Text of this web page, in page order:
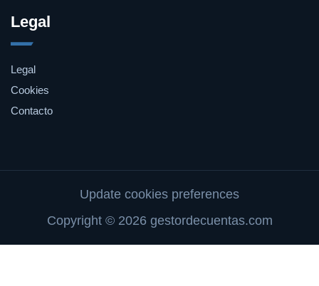
Legal
Legal
Cookies
Contacto
Update cookies preferences
Copyright © 2026 gestordecuentas.com